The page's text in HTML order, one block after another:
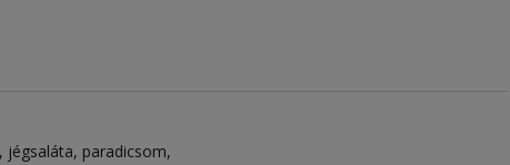
jégsaláta paradicsom